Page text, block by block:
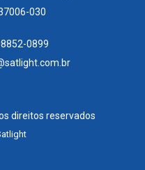
030
0899
direitos reservados